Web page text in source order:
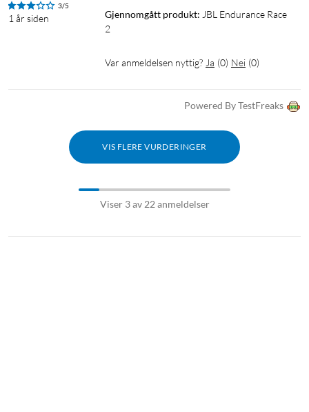
3/5
1 år siden Gjennomgått produkt: JBL Endurance Race
2
Var anmeldelsen nyttig? Ja (0) Nei (0)
Powered By TestFreaks
VIS FLERE VURDERINGER
Viser 3 av 22 anmeldelser